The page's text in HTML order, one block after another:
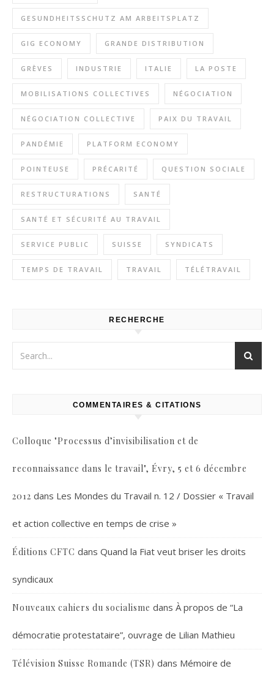
GESUNDHEITSSCHUTZ AM ARBEITSPLATZ
GIG ECONOMY GRANDE DISTRIBUTION
GRÈVES INDUSTRIE ITALIE LA POSTE
MOBILISATIONS COLLECTIVES NÉGOCIATION
NÉGOCIATION COLLECTIVE PAIX DU TRAVAIL
PANDÉMIE PLATFORM ECONOMY
POINTEUSE PRÉCARITÉ QUESTION SOCIALE
RESTRUCTURATIONS SANTÉ
SANTÉ ET SÉCURITÉ AU TRAVAIL
SERVICE PUBLIC SUISSE SYNDICATS
TEMPS DE TRAVAIL TRAVAIL TÉLÉTRAVAIL
RECHERCHE
COMMENTAIRES & CITATIONS
Colloque "Processus d’invisibilisation et de
reconnaissance dans le travail", Évry, 5 et 6 décembre
2012 dans Les Mondes du Travail n. 12 / Dossier « Travail
et action collective en temps de crise »
Éditions CFTC dans Quand la Fiat veut briser les droits
syndicaux
Nouveaux cahiers du socialisme dans À propos de “La
démocratie protestataire”, ouvrage de Lilian Mathieu
Télévision Suisse Romande (TSR) dans Mémoire de